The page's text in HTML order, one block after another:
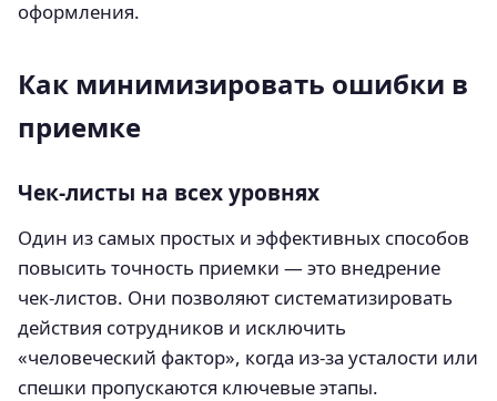
оформления.
Как минимизировать ошибки в
приемке
Чек-листы на всех уровнях
Один из самых простых и эффективных способов
повысить точность приемки — это внедрение
чек-листов. Они позволяют систематизировать
действия сотрудников и исключить
«человеческий фактор», когда из-за усталости или
спешки пропускаются ключевые этапы.